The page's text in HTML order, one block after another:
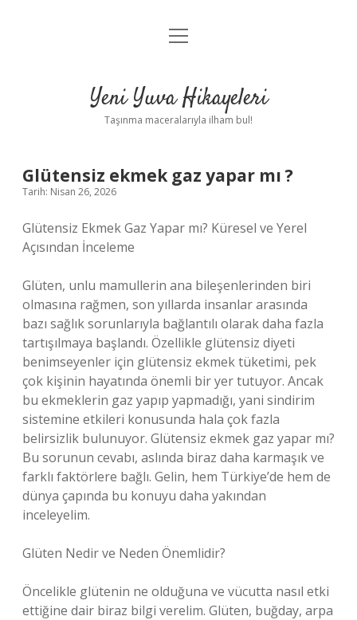
Anasayfa
Yasal Uyarı
menüyü
Yeni Yuva Hikayeleri
Taşınma maceralarıyla ilham bul!
Glütensiz ekmek gaz yapar mı ?
Tarih: Nisan 26, 2026
Glütensiz Ekmek Gaz Yapar mı? Küresel ve Yerel
Açısından İnceleme
Glüten, unlu mamullerin ana bileşenlerinden biri
olmasına rağmen, son yıllarda insanlar arasında
bazı sağlık sorunlarıyla bağlantılı olarak daha fazla
tartışılmaya başlandı. Özellikle glütensiz diyeti
benimseyenler için glütensiz ekmek tüketimi, pek
çok kişinin hayatında önemli bir yer tutuyor. Ancak
bu ekmeklerin gaz yapıp yapmadığı, yani sindirim
sistemine etkileri konusunda hala çok fazla
belirsizlik bulunuyor. Glütensiz ekmek gaz yapar mı?
Bu sorunun cevabı, aslında biraz daha karmaşık ve
farklı faktörlere bağlı. Gelin, hem Türkiye’de hem de
dünya çapında bu konuyu daha yakından
inceleyelim.
Glüten Nedir ve Neden Önemlidir?
Öncelikle glütenin ne olduğuna ve vücutta nasıl etki
ettiğine dair biraz bilgi verelim. Glüten, buğday, arpa